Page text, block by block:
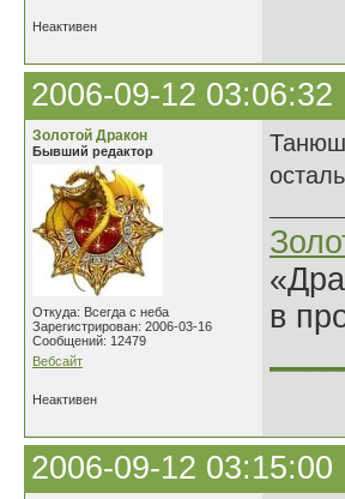
Неактивен
2006-09-12 03:06:32
Золотой Дракон
Бывший редактор
Откуда: Всегда с неба
Зарегистрирован: 2006-03-16
Сообщений: 12479
Вебсайт
в
Неактивен
2006-09-12 03:15:00